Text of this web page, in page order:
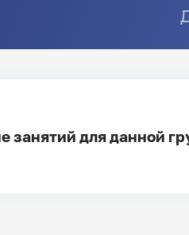
занятий для данной